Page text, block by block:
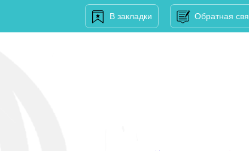
В закладки Обратная